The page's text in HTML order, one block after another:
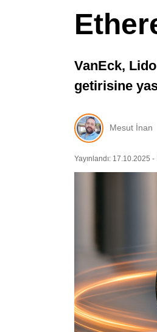
VanEck,
getirisine
Mesut İnan
Yayınlandı: 17.10.2025 -